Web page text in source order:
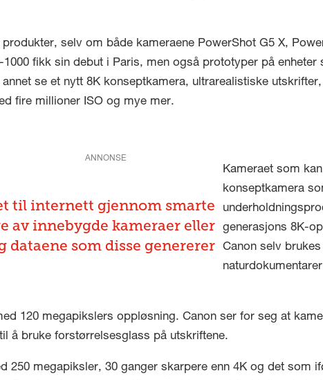
selv om både kameraene PowerShot G5 X,
fikk sin debut i Paris, men også prototyper på
se et nytt 8K konseptkamera, ultrarealistiske
fire millioner ISO og mye mer.
ANNONSE
til internett gjennom smarte
av innebygde kameraer eller
dataene som disse genererer
Kameraet som
konseptkamera
generasjons 8K-
Canon selv
120 megapikslers oppløsning. Canon ser for seg at
å bruke forstørrelsesglass på utskriftene.
250 megapiksler, 30 ganger skarpere enn 4K og det som